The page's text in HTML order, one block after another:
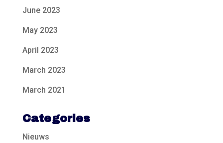
June 2023
May 2023
April 2023
March 2023
March 2021
Categories
Nieuws